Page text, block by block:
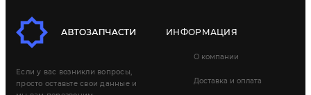
Если у вас возникли вопросы,
просто оставьте свои данные и
ИНФОРМАЦИЯ
О компании
Доставка и оплата